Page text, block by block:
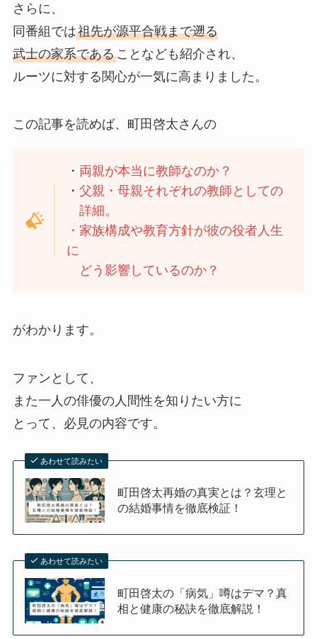
さらに、
同番組では祖先が源平合戦まで遡る
武士の家系であることなども紹介され、
ルーツに対する関心が一気に高まりました。
この記事を読めば、町田啓太さんの
・ 両親が本当に教師なのか？
・父親・母親それぞれの教師としての
詳細。
・家族構成や教育方針が彼の役者人生
に
どう影響しているのか？
がわかります。
ファンとして、
また一人の俳優の人間性を知りたい方に
とって、必見の内容です。
あわせて読みたい
町田啓太再婚の真実とは？玄理と
の結婚事情を徹底検証！
あわせて読みたい
町田啓太の「病気」噂はデマ？真
相と健康の秘訣を徹底解説！